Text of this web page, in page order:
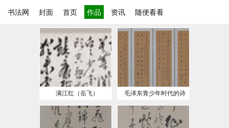
书法网 封面 首页 作品 资讯 随便看看
满江红（岳飞） 毛泽东青少年时代的诗